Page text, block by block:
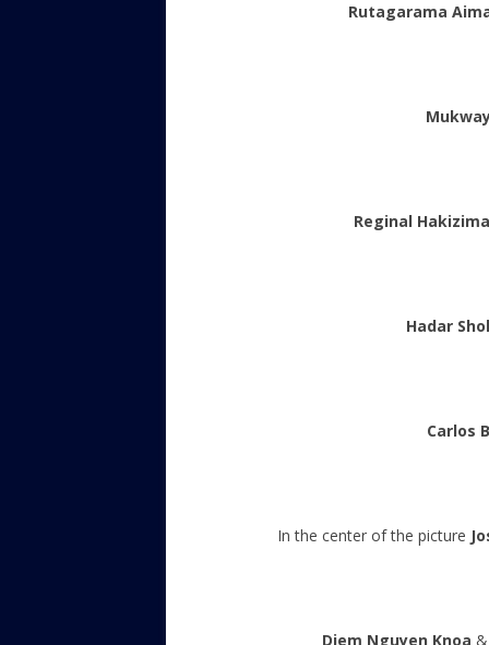
Rutagarama
Reginal
Hadar
Carlos
In the center of the picture
Diem Nguyen Knoa